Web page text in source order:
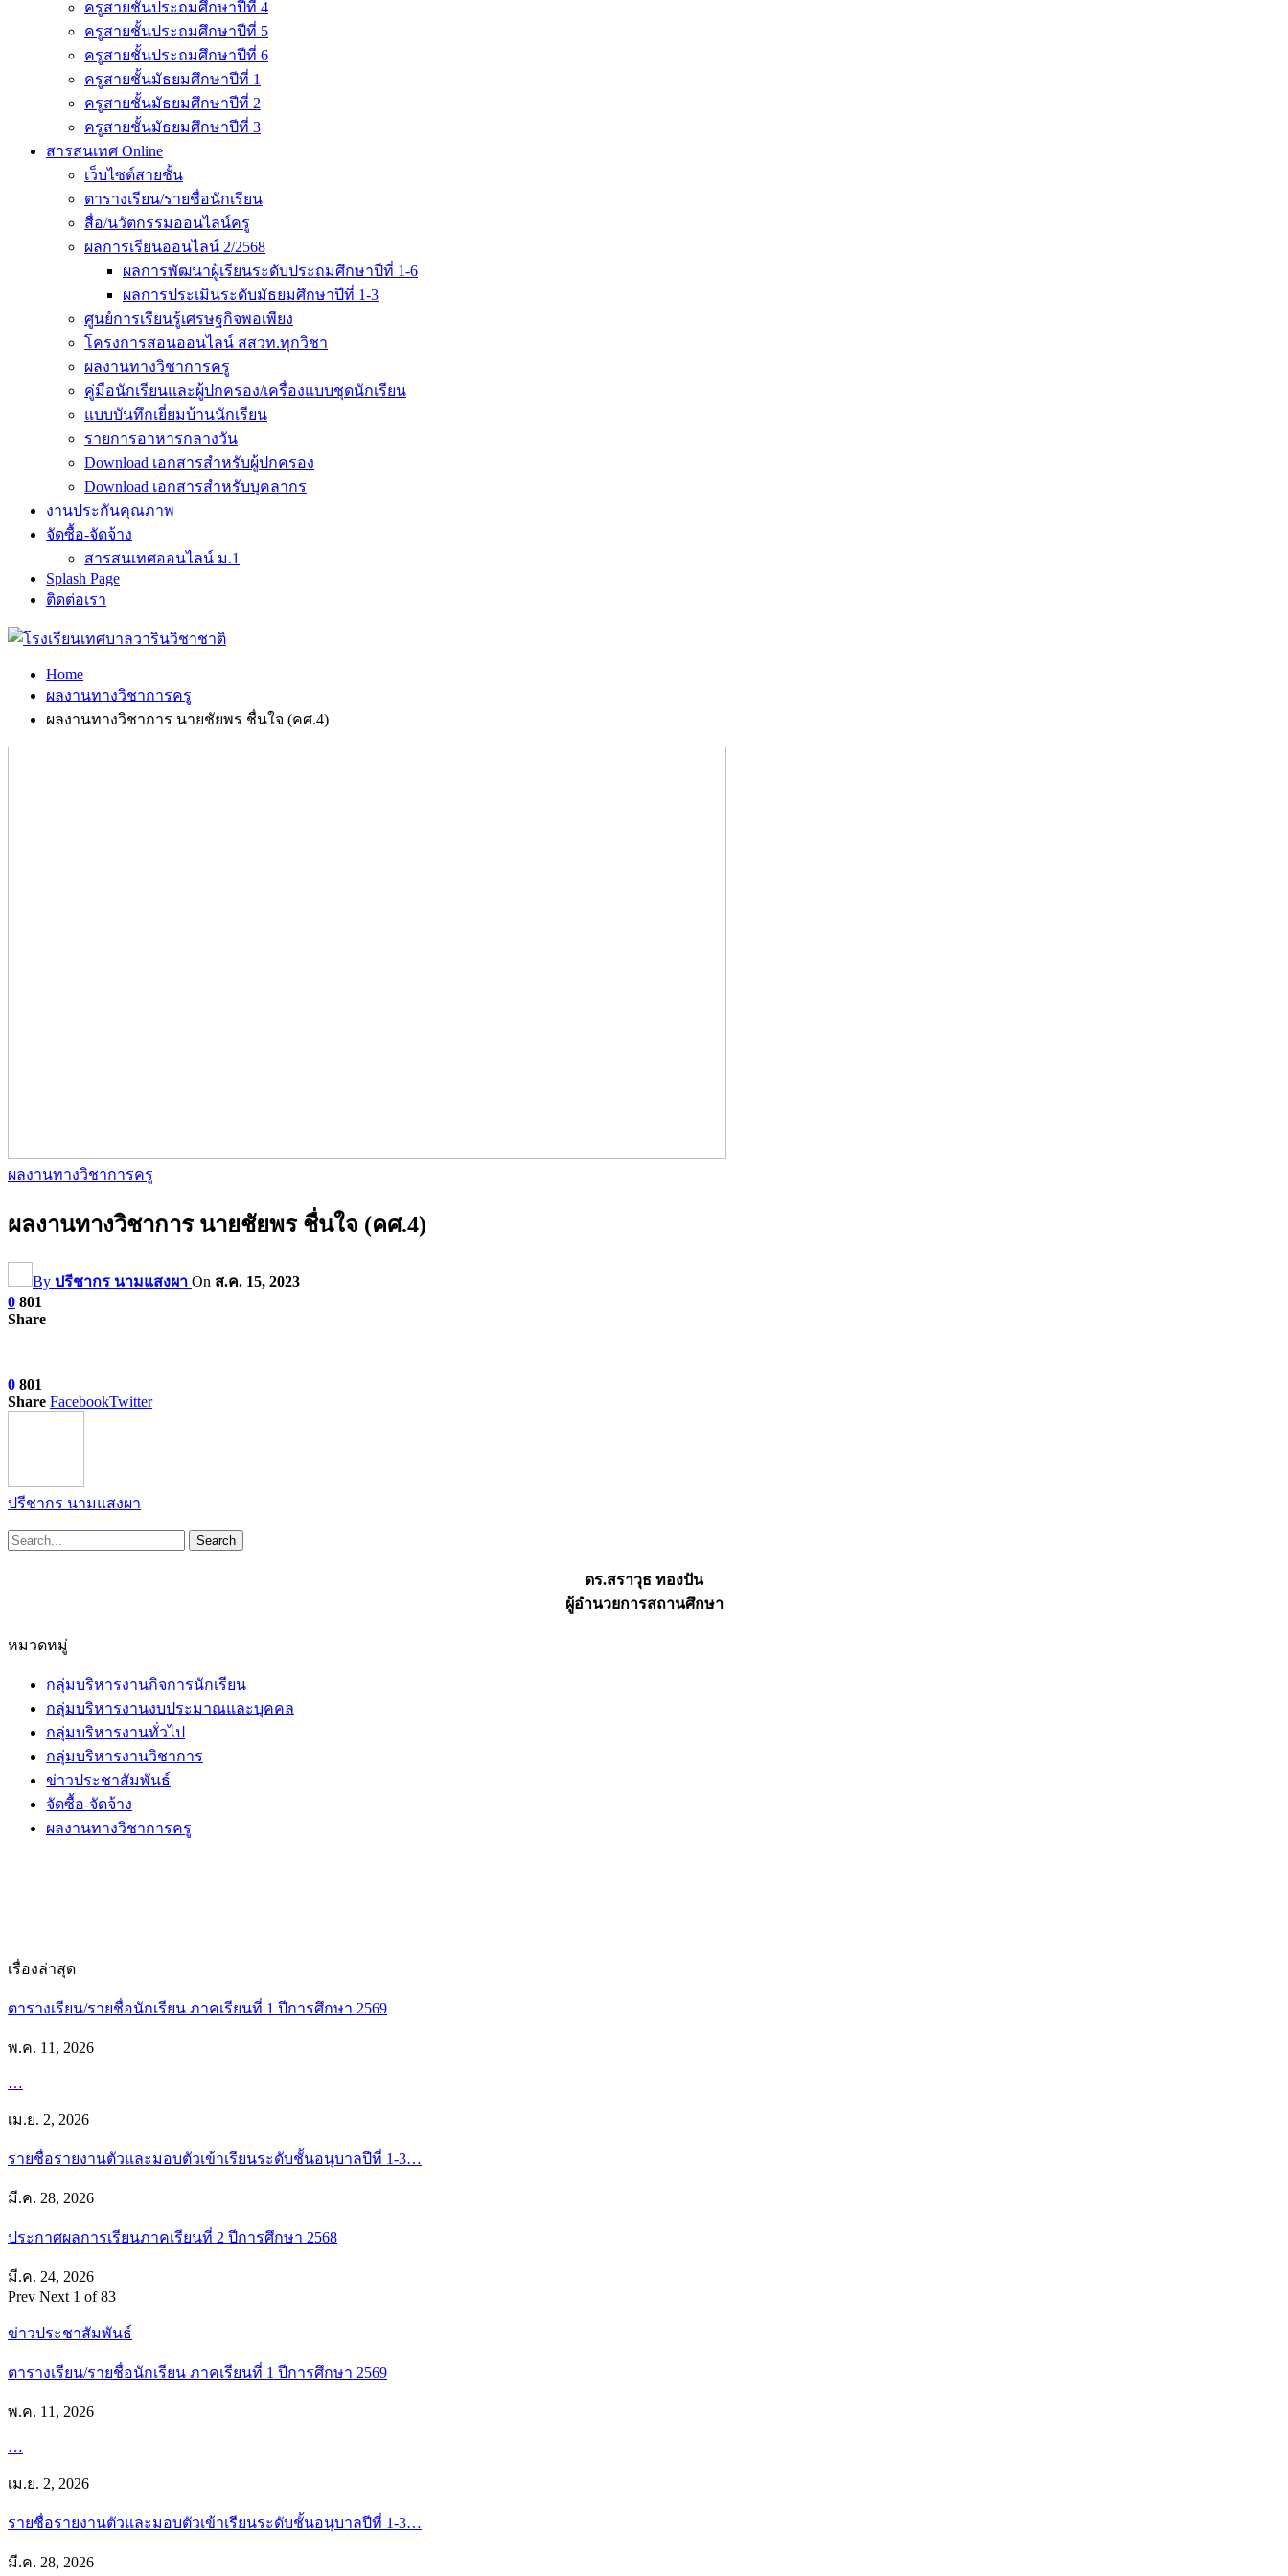
ครูสายชั้นประถมศึกษาปีที่ 4
ครูสายชั้นประถมศึกษาปีที่ 5
ครูสายชั้นประถมศึกษาปีที่ 6
ครูสายชั้นมัธยมศึกษาปีที่ 1
ครูสายชั้นมัธยมศึกษาปีที่ 2
ครูสายชั้นมัธยมศึกษาปีที่ 3
สารสนเทศ Online
เว็บไซต์สายชั้น
ตารางเรียน/รายชื่อนักเรียน
สื่อ/นวัตกรรมออนไลน์ครู
ผลการเรียนออนไลน์ 2/2568
ผลการพัฒนาผู้เรียนระดับประถมศึกษาปีที่ 1-6
ผลการประเมินระดับมัธยมศึกษาปีที่ 1-3
ศูนย์การเรียนรู้เศรษฐกิจพอเพียง
โครงการสอนออนไลน์ สสวท.ทุกวิชา
ผลงานทางวิชาการครู
คู่มือนักเรียนและผู้ปกครอง/เครื่องแบบชุดนักเรียน
แบบบันทึกเยี่ยมบ้านนักเรียน
รายการอาหารกลางวัน
Download เอกสารสำหรับผู้ปกครอง
Download เอกสารสำหรับบุคลากร
งานประกันคุณภาพ
จัดซื้อ-จัดจ้าง
สารสนเทศออนไลน์ ม.1
Splash Page
ติดต่อเรา
Home
ผลงานทางวิชาการครู
ผลงานทางวิชาการ นายชัยพร ชื่นใจ (คศ.4)
ผลงานทางวิชาการครู
ผลงานทางวิชาการ นายชัยพร ชื่นใจ (คศ.4)
By ปรีชากร นามแสงผา On ส.ค. 15, 2023
0 801
Share
0 801
Share FacebookTwitter
ปรีชากร นามแสงผา
ดร.สราวุธ ทองปัน
ผู้อำนวยการสถานศึกษา
หมวดหมู่
กลุ่มบริหารงานกิจการนักเรียน
กลุ่มบริหารงานงบประมาณและบุคคล
กลุ่มบริหารงานทั่วไป
กลุ่มบริหารงานวิชาการ
ข่าวประชาสัมพันธ์
จัดซื้อ-จัดจ้าง
ผลงานทางวิชาการครู
เรื่องล่าสุด
ตารางเรียน/รายชื่อนักเรียน ภาคเรียนที่ 1 ปีการศึกษา 2569
พ.ค. 11, 2026
…
เม.ย. 2, 2026
รายชื่อรายงานตัวและมอบตัวเข้าเรียนระดับชั้นอนุบาลปีที่ 1-3…
มี.ค. 28, 2026
ประกาศผลการเรียนภาคเรียนที่ 2 ปีการศึกษา 2568
มี.ค. 24, 2026
Prev Next 1 of 83
ข่าวประชาสัมพันธ์
ตารางเรียน/รายชื่อนักเรียน ภาคเรียนที่ 1 ปีการศึกษา 2569
พ.ค. 11, 2026
…
เม.ย. 2, 2026
รายชื่อรายงานตัวและมอบตัวเข้าเรียนระดับชั้นอนุบาลปีที่ 1-3…
มี.ค. 28, 2026